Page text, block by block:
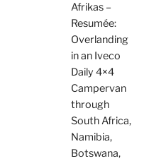
Afrikas –
Resumée:
Overlanding
in an Iveco
Daily 4×4
Campervan
through
South Africa,
Namibia,
Botswana,